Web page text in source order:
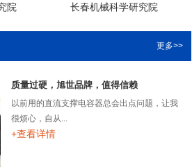
院 长春机械科学研究院
更多>>
质量过硬，旭世品牌，值得信赖
以前用的直流支撑电容器总会出点问题，让我
很烦心，自从...
+查看详情